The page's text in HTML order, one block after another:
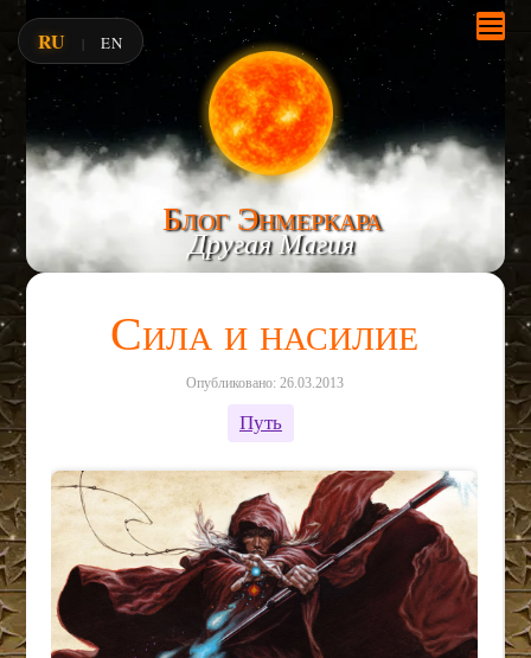
Блог Энмеркара
Другая Магия
Сила и насилие
Опубликовано: 26.03.2013
Путь
RU | EN